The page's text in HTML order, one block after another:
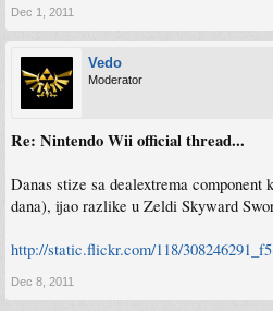
Dec 1, 2011
Vedo
Moderator
Re: Nintendo Wii official thread...
Danas stize sa dealextrema
dana), ijao razlike u Zeldi Skyward
http://static.flickr.com/118/
Dec 8, 2011